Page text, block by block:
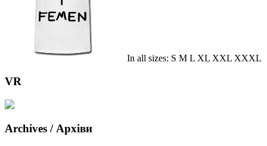
In all sizes: S M L XL XXL XXXL
VR
Archives / Архіви